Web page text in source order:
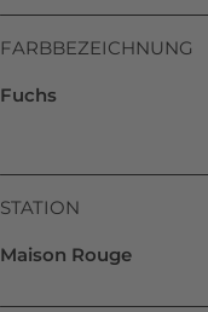
FARBBEZEICHNUNG
Fuchs
STATION
Maison Rouge